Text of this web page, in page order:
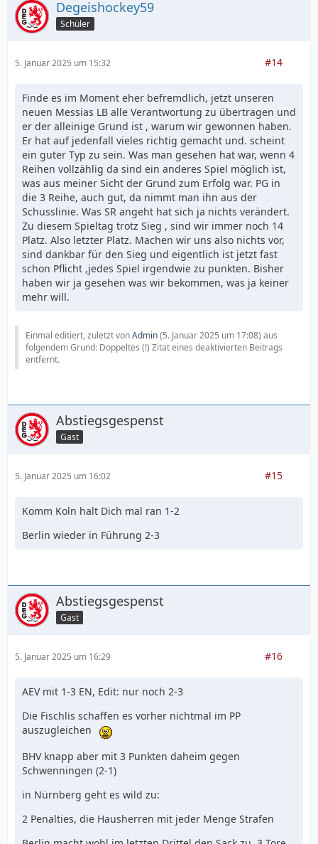
Degeishockey59
Schüler
5. Januar 2025 um 15:32 #14
Finde es im Moment eher befremdlich, jetzt unseren
neuen Messias LB alle Verantwortung zu übertragen und
er der alleinige Grund ist , warum wir gewonnen haben.
Er hat auf jedenfall vieles richtig gemacht und. scheint
ein guter Typ zu sein. Was man gesehen hat war, wenn 4
Reihen vollzählig da sind ein anderes Spiel möglich ist,
was aus meiner Sicht der Grund zum Erfolg war. PG in
die 3 Reihe, auch gut, da nimmt man ihn aus der
Schusslinie. Was SR angeht hat sich ja nichts verändert.
Zu diesem Spieltag trotz Sieg , sind wir immer noch 14
Platz. Also letzter Platz. Machen wir uns also nichts vor,
sind dankbar für den Sieg und eigentlich ist jetzt fast
schon Pflicht ,jedes Spiel irgendwie zu punkten. Bisher
haben wir ja gesehen was wir bekommen, was ja keiner
mehr will.
Einmal editiert, zuletzt vonAdmin(5. Januar 2025 um 17:08) aus
folgendem Grund: Doppeltes (!) Zitat eines deaktivierten Beitrags
entfernt.
Abstiegsgespenst
Gast
5. Januar 2025 um 16:02 #15
Komm Koln halt Dich mal ran 1-2
Berlin wieder in Führung 2-3
Abstiegsgespenst
Gast
5. Januar 2025 um 16:29 #16
AEV mit 1-3 EN, Edit: nur noch 2-3
Die Fischlis schaffen es vorher nichtmal im PP
auszugleichen
BHV knapp aber mit 3 Punkten daheim gegen
Schwenningen (2-1)
in Nürnberg geht es wild zu:
2 Penalties, die Hausherren mit jeder Menge Strafen